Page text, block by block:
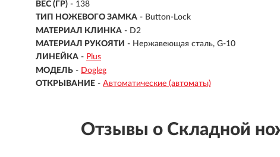
ВЕС (ГР) - 138
ТИП НОЖЕВОГО ЗАМКА - Button-Lock
МАТЕРИАЛ КЛИНКА - D2
МАТЕРИАЛ РУКОЯТИ - Нержавеющая сталь, G-10
ЛИНЕЙКА - Plus
МОДЕЛЬ - Dogleg
ОТКРЫВАНИЕ - Автоматические (автоматы)
Отзывы о Складной